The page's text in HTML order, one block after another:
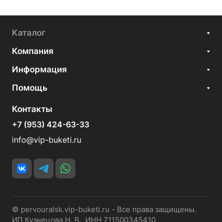
Каталог
Компания
Информация
Помощь
Контакты
+7 (953) 424-63-33
info@vip-buketi.ru
© pervouralsk.vip-buketi.ru - Все права защищены.
ИП Кузнецова Н. В. ИНН 711500345410